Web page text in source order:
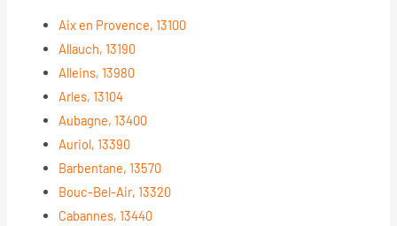
Aix en Provence, 13100
Allauch, 13190
Alleins, 13980
Arles, 13104
Aubagne, 13400
Auriol, 13390
Barbentane, 13570
Bouc-Bel-Air, 13320
Cabannes, 13440